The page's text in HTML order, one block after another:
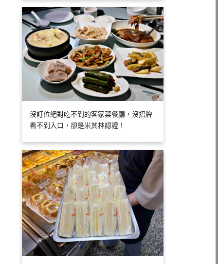
沒訂位絕對吃不到的客家菜餐廳，沒招牌
看不到入口，卻是米其林認證！